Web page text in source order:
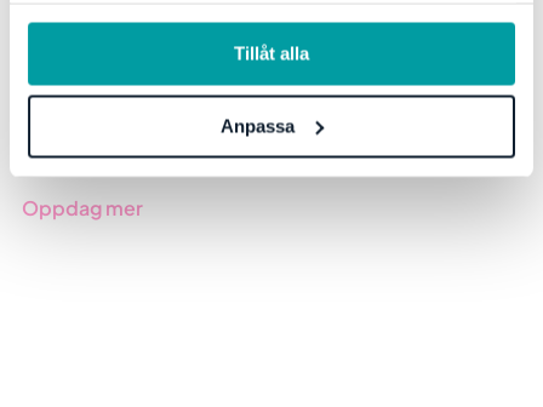
information, se vårintegritetspolicy.
Tillåt alla
Anpassa
ESG-rapportering
Produkter
Oppdag mer